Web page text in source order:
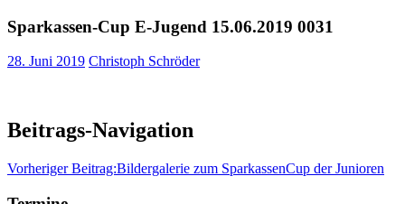
Sparkassen-Cup E-Jugend 15.06.2019 0031
28. Juni 2019 Christoph Schröder
Beitrags-Navigation
Vorheriger Beitrag:Bildergalerie zum SparkassenCup der Junioren